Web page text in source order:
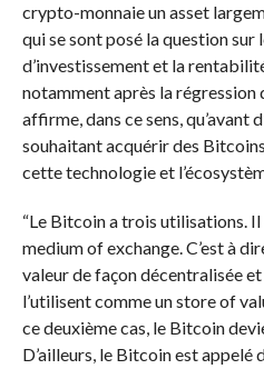
crypto-monnaie un asset
qui se sont posé la question
d’investissement et la
notamment après la régression
affirme, dans ce sens, qu’avant
souhaitant acquérir des
cette technologie et
“Le Bitcoin a trois utilisations.
medium of exchange. C’est à
valeur de façon décentralisée
l’utilisent comme un store of
ce deuxième cas, le Bitcoin
D’ailleurs, le Bitcoin est